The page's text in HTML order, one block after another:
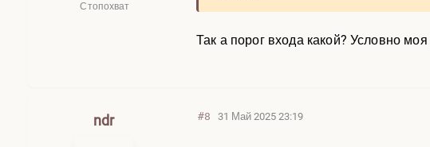
Стопохват
Так а порог входа какой? Условно
ndr #8 31 Май 2025 23:19